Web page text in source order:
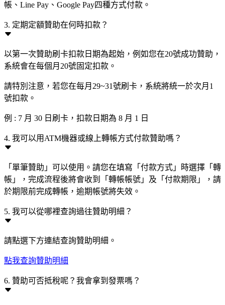
帳、Line Pay、Google Pay四種方式付款。
3. 定期定額贊助在何時扣款？
以第一次贊助刷卡扣款日期為起始，例如您在20號成功贊助，
系統會在每個月20號固定扣款。
請特別注意，若您在每月29~31號刷卡，系統將統一於次月1
號扣款。
例 : 7 月 30 日刷卡，扣款日期為 8 月 1 日
4. 我可以用ATM機器或線上轉帳方式付款贊助嗎？
「單筆贊助」可以使用。請您在填寫「付款方式」時選擇「轉
帳」，完成流程後將會收到「轉帳帳號」及「付款期限」，請
於期限前完成轉帳，逾期帳號將失效。
5. 我可以從哪裡查詢過往贊助明細？
請點選下方連結查詢贊助明細。
點我查詢贊助明細
6. 贊助可否抵稅呢？我會拿到發票嗎？